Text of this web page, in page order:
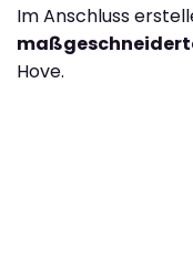
Im Anschluss
Hove.